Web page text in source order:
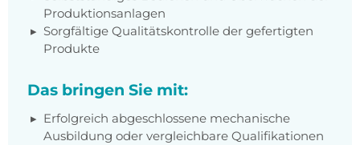
Produktionsanlagen
Sorgfältige Qualitätskontrolle der gefertigten
Produkte
Das bringen Sie mit:
Erfolgreich abgeschlossene mechanische
Ausbildung oder vergleichbare Qualifikationen